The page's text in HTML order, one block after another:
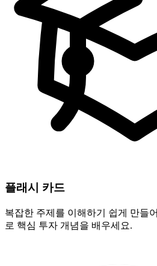
플래시 카드
복잡한 주제를 이해하기 쉽게 만들
로 핵심 투자 개념을 배우세요.